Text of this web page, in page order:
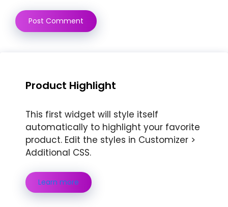
Product Highlight
This first widget will style itself
automatically to highlight your favorite
product. Edit the styles in Customizer >
Additional CSS.
Learn more